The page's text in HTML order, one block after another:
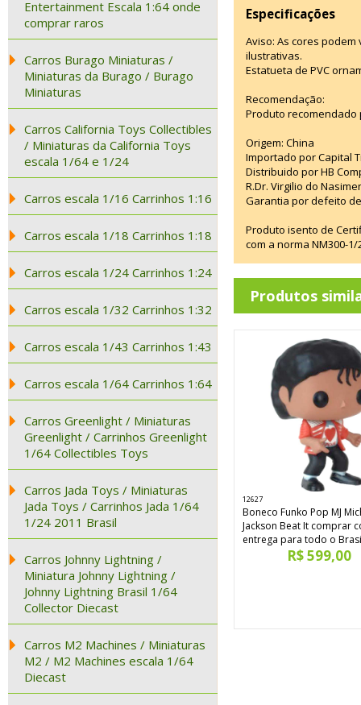
Entertainment Escala 1:64 onde
comprar raros
Carros Burago Miniaturas /
Miniaturas da Burago / Burago
Miniaturas
Carros California Toys Collectibles
/ Miniaturas da California Toys
escala 1/64 e 1/24
Carros escala 1/16 Carrinhos 1:16
Carros escala 1/18 Carrinhos 1:18
Carros escala 1/24 Carrinhos 1:24
Carros escala 1/32 Carrinhos 1:32
Carros escala 1/43 Carrinhos 1:43
Carros escala 1/64 Carrinhos 1:64
Carros Greenlight / Miniaturas
Greenlight / Carrinhos Greenlight
1/64 Collectibles Toys
Carros Jada Toys / Miniaturas
Jada Toys / Carrinhos Jada 1/64
1/24 2011 Brasil
Carros Johnny Lightning /
Miniatura Johnny Lightning /
Johnny Lightning Brasil 1/64
Collector Diecast
Carros M2 Machines / Miniaturas
M2 / M2 Machines escala 1/64
Diecast
Especificações
Aviso: As cores
ilustrativas.
Estatueta de PVC
Recomendação:
Produto recomendado
Origem: China
Importado por Capital
Distribuido por HB
R.Dr. Virgilio do
Garantia por defeito
Produto isento de
com a norma NM300-
Produtos
12627
Boneco Funko Pop MJ
Jackson Beat It comprar
entrega para todo o
R$ 599,00